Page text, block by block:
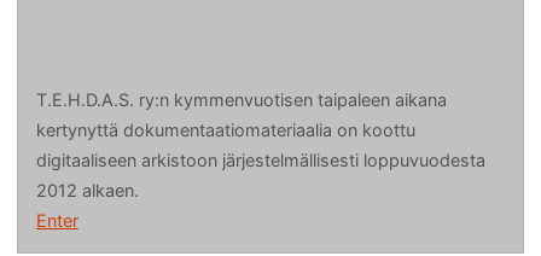
T.E.H.D.A.S. ry:n kymmenvuotisen taipaleen aikana
kertynyttä dokumentaatiomateriaalia on koottu
digitaaliseen arkistoon järjestelmällisesti loppuvuodesta
2012 alkaen.
Enter